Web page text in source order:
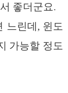
좋더군요.
느린데, 윈도
가능할 정도